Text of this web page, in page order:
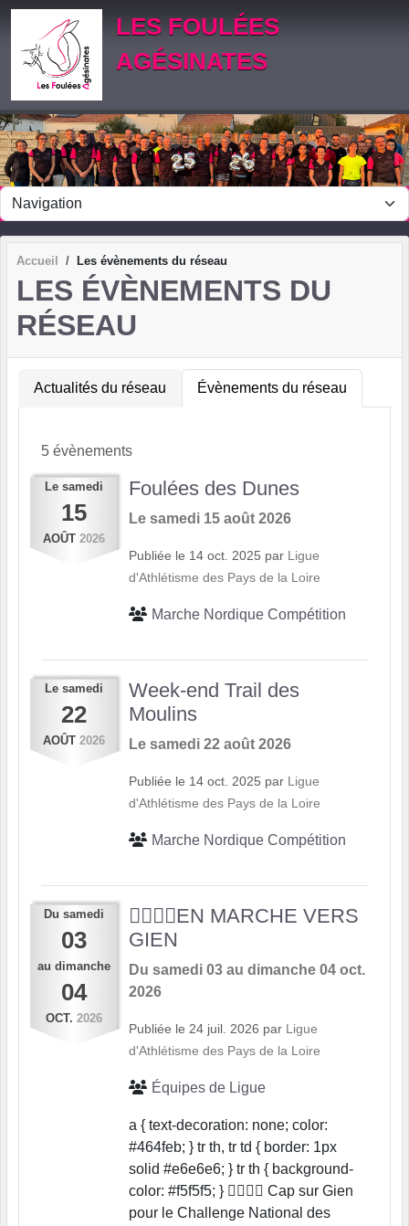
LES FOULÉES
AGÉSINATES
Accueil Les évènements du réseau
LES ÉVÈNEMENTS DU
RÉSEAU
Actualités du réseau Évènements du réseau
5 évènements
Le samedi
15
AOÛT 2026
Foulées des Dunes
Le samedi 15 août 2026
Publiée le 14 oct. 2025 par Ligue
d'Athlétisme des Pays de la Loire
Marche Nordique Compétition
Le samedi
22
AOÛT 2026
Week-end Trail des
Moulins
Le samedi 22 août 2026
Publiée le 14 oct. 2025 par Ligue
d'Athlétisme des Pays de la Loire
Marche Nordique Compétition
Du samedi
03
au dimanche
04
OCT. 2026
🏃‍♀️🏃‍♂️EN MARCHE VERS
GIEN
Du samedi 03au dimanche 04 oct.
2026
Publiée le 24 juil. 2026 par Ligue
d'Athlétisme des Pays de la Loire
Équipes de Ligue
a { text-decoration: none; color:
#464feb; } tr th, tr td { border: 1px
solid #e6e6e6; } tr th { background-
color: #f5f5f5; } 🏃‍♀️🏃‍♂️ Cap sur Gien
pour le Challenge National des
Panneau de gestion des cookies